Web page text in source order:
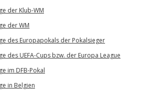
der Klub-WM
der WM
des Europapokals der Pokalsieger
des UEFA-Cups bzw. der Europa League
im DFB-Pokal
in Belgien